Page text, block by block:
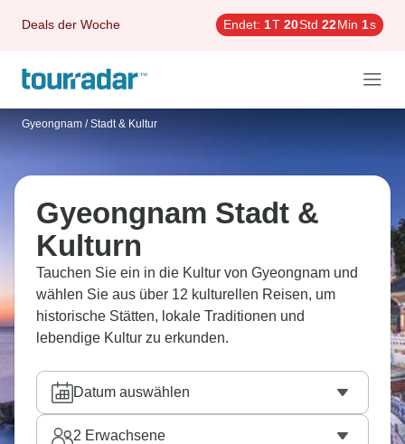
Deals der Woche Endet: 1 T 20Std 21Min 59s
Gyeongnam / Stadt & Kultur
Gyeongnam Stadt &
Kulturn
Tauchen Sie ein in die Kultur von Gyeongnam und
wählen Sie aus über 12 kulturellen Reisen, um
historische Stätten, lokale Traditionen und
lebendige Kultur zu erkunden.
Datum auswählen
2 Erwachsene